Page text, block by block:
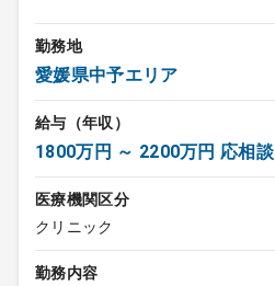
勤務地
愛媛県中予エリア
給与（年収）
1800万円 ～ 2200万円 応相談
医療機関区分
クリニック
勤務内容